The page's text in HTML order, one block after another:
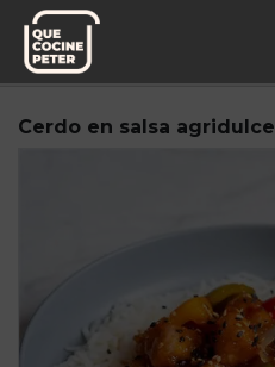
Pedido semanal
Cerdo en salsa agridulce